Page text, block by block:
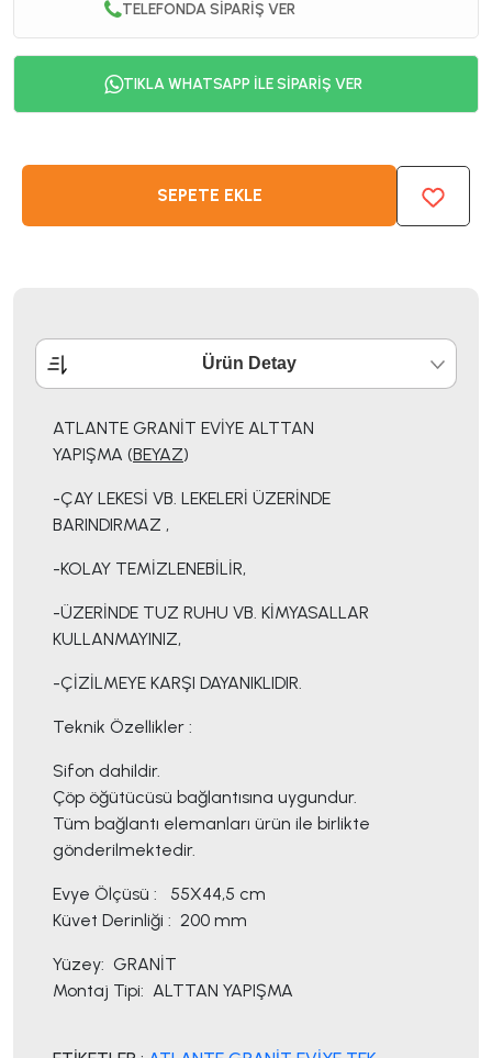
TELEFONDA SİPARİŞ VER
TIKLA WHATSAPP İLE SİPARİŞ VER
SEPETE EKLE
Ürün Detay
ATLANTE GRANİT EVİYE ALTTAN
YAPIŞMA (BEYAZ)
-ÇAY LEKESİ VB. LEKELERİ ÜZERİNDE
BARINDIRMAZ ,
-KOLAY TEMİZLENEBİLİR,
-ÜZERİNDE TUZ RUHU VB. KİMYASALLAR
KULLANMAYINIZ,
-ÇİZİLMEYE KARŞI DAYANIKLIDIR.
Teknik Özellikler :
Sifon dahildir.
Çöp öğütücüsü bağlantısına uygundur.
Tüm bağlantı elemanları ürün ile birlikte
gönderilmektedir.
Evye Ölçüsü : 55X44,5 cm
Küvet Derinliği : 200 mm
Yüzey: GRANİT
Montaj Tipi: ALTTAN YAPIŞMA